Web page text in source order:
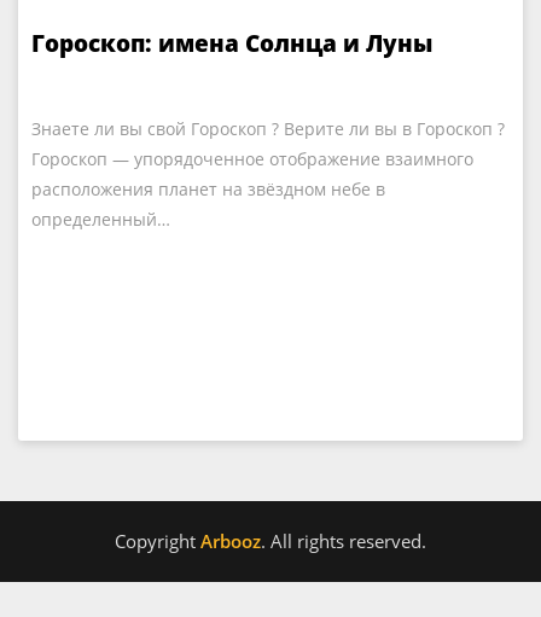
Гороскоп: имена Солнца и Луны
Знаете ли вы свой Гороскоп ? Верите ли вы в Гороскоп ?
Гороскоп — упорядоченное отображение взаимного
расположения планет на звёздном небе в
определенный…
Copyright Arbooz. All rights reserved.